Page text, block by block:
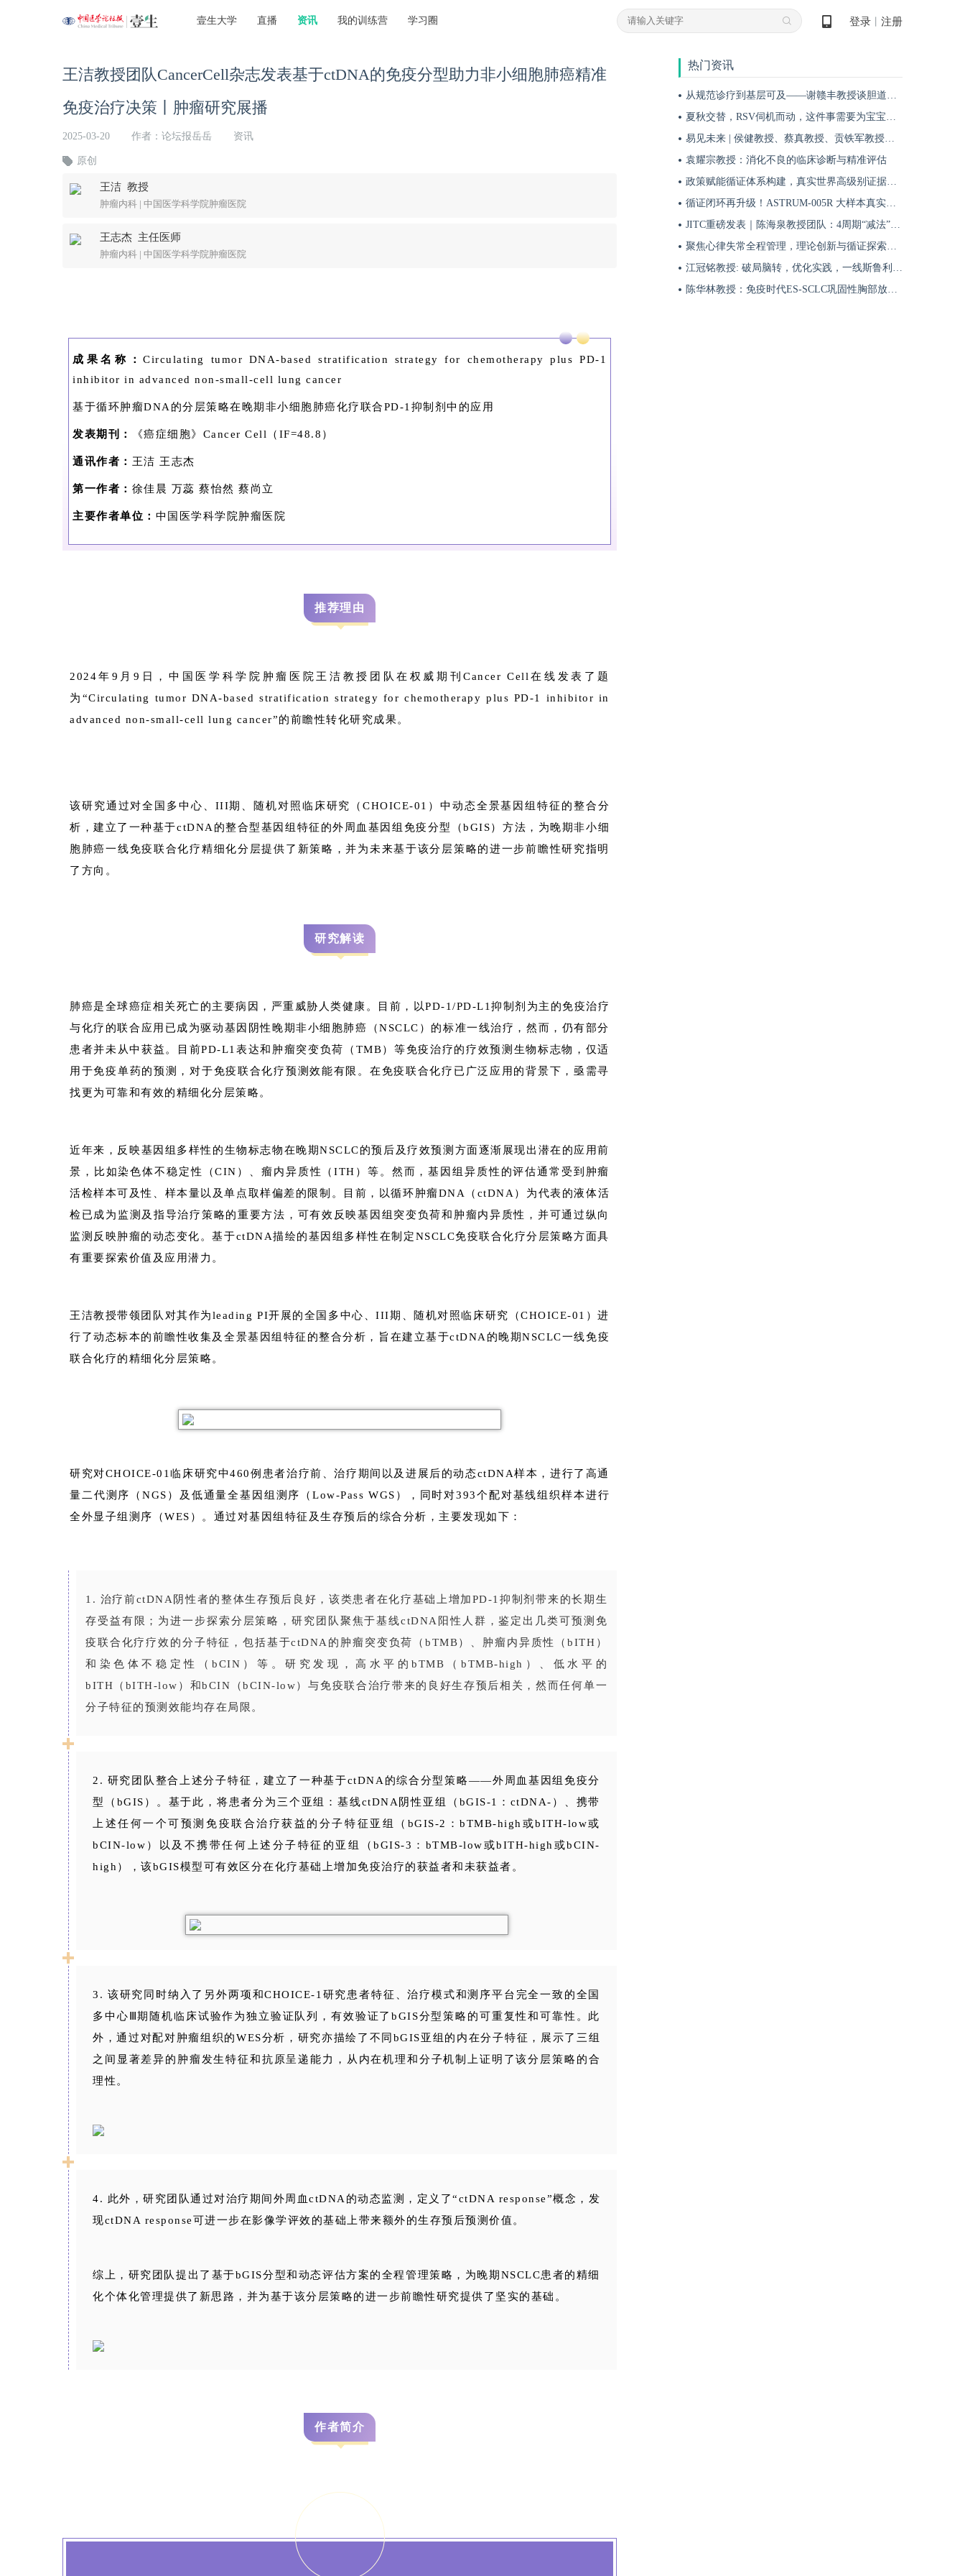
壹生大学 直播 资讯 我的训练营 学习圈 登录 注册
​王洁教授团队CancerCell杂志发表基于ctDNA的免疫分型助力非小细胞肺癌精准
免疫治疗决策丨肿瘤研究展播
2025-03-20 作者：论坛报岳岳 资讯
原创
王洁 教授
肿瘤内科 | 中国医学科学院肿瘤医院
王志杰 主任医师
肿瘤内科 | 中国医学科学院肿瘤医院
成果名称：Circulating tumor DNA-based stratification strategy for chemotherapy plus PD-1
inhibitor in advanced non-small-cell lung cancer
基于循环肿瘤DNA的分层策略在晚期非小细胞肺癌化疗联合PD-1抑制剂中的应用
发表期刊： 《癌症细胞》Cancer Cell（IF=48.8）
通讯作者： 王洁 王志杰
第一作者： 徐佳晨 万蕊 蔡怡然 蔡尚立
主要作者单位： 中国医学科学院肿瘤医院
推荐理由
2024年9月9日，中国医学科学院肿瘤医院王洁教授团队在权威期刊Cancer Cell在线发表了题
为“Circulating tumor DNA-based stratification strategy for chemotherapy plus PD-1 inhibitor in
advanced non-small-cell lung cancer”的前瞻性转化研究成果。
该研究通过对全国多中心、III期、随机对照临床研究（CHOICE-01）中动态全景基因组特征的整合分
析，建立了一种基于ctDNA的整合型基因组特征的外周血基因组免疫分型（bGIS）方法，为晚期非小细
胞肺癌一线免疫联合化疗精细化分层提供了新策略，并为未来基于该分层策略的进一步前瞻性研究指明
了方向。
研究解读
肺癌是全球癌症相关死亡的主要病因，严重威胁人类健康。目前，以PD-1/PD-L1抑制剂为主的免疫治疗
与化疗的联合应用已成为驱动基因阴性晚期非小细胞肺癌（NSCLC）的标准一线治疗，然而，仍有部分
患者并未从中获益。目前PD-L1表达和肿瘤突变负荷（TMB）等免疫治疗的疗效预测生物标志物，仅适
用于免疫单药的预测，对于免疫联合化疗预测效能有限。在免疫联合化疗已广泛应用的背景下，亟需寻
找更为可靠和有效的精细化分层策略。
近年来，反映基因组多样性的生物标志物在晚期NSCLC的预后及疗效预测方面逐渐展现出潜在的应用前
景，比如染色体不稳定性（CIN）、瘤内异质性（ITH）等。然而，基因组异质性的评估通常受到肿瘤
活检样本可及性、样本量以及单点取样偏差的限制。目前，以循环肿瘤DNA（ctDNA）为代表的液体活
检已成为监测及指导治疗策略的重要方法，可有效反映基因组突变负荷和肿瘤内异质性，并可通过纵向
监测反映肿瘤的动态变化。基于ctDNA描绘的基因组多样性在制定NSCLC免疫联合化疗分层策略方面具
有重要探索价值及应用潜力。
王洁教授带领团队对其作为leading PI开展的全国多中心、III期、随机对照临床研究（CHOICE-01）进
行了动态标本的前瞻性收集及全景基因组特征的整合分析，旨在建立基于ctDNA的晚期NSCLC一线免疫
联合化疗的精细化分层策略。
研究对CHOICE-01临床研究中460例患者治疗前、治疗期间以及进展后的动态ctDNA样本，进行了高通
量二代测序（NGS）及低通量全基因组测序（Low-Pass WGS），同时对393个配对基线组织样本进行
全外显子组测序（WES）。通过对基因组特征及生存预后的综合分析，主要发现如下：
1. 治疗前ctDNA阴性者的整体生存预后良好，该类患者在化疗基础上增加PD-1抑制剂带来的长期生
存受益有限；为进一步探索分层策略，研究团队聚焦于基线ctDNA阳性人群，鉴定出几类可预测免
疫联合化疗疗效的分子特征，包括基于ctDNA的肿瘤突变负荷（bTMB）、肿瘤内异质性（bITH）
和染色体不稳定性（bCIN）等。研究发现，高水平的bTMB（bTMB-high）、低水平的
bITH（bITH-low）和bCIN（bCIN-low）与免疫联合治疗带来的良好生存预后相关，然而任何单一
分子特征的预测效能均存在局限。
2. 研究团队整合上述分子特征，建立了一种基于ctDNA的综合分型策略——外周血基因组免疫分
型（bGIS）。基于此，将患者分为三个亚组：基线ctDNA阴性亚组（bGIS-1：ctDNA-）、携带
上述任何一个可预测免疫联合治疗获益的分子特征亚组（bGIS-2：bTMB-high或bITH-low或
bCIN-low）以及不携带任何上述分子特征的亚组（bGIS-3：bTMB-low或bITH-high或bCIN-
high），该bGIS模型可有效区分在化疗基础上增加免疫治疗的获益者和未获益者。
3. 该研究同时纳入了另外两项和CHOICE-1研究患者特征、治疗模式和测序平台完全一致的全国
多中心Ⅲ期随机临床试验作为独立验证队列，有效验证了bGIS分型策略的可重复性和可靠性。此
外，通过对配对肿瘤组织的WES分析，研究亦描绘了不同bGIS亚组的内在分子特征，展示了三组
之间显著差异的肿瘤发生特征和抗原呈递能力，从内在机理和分子机制上证明了该分层策略的合
理性。
4. 此外，研究团队通过对治疗期间外周血ctDNA的动态监测，定义了“ctDNA response”概念，发
现ctDNA response可进一步在影像学评效的基础上带来额外的生存预后预测价值。
综上，研究团队提出了基于bGIS分型和动态评估方案的全程管理策略，为晚期NSCLC患者的精细
化个体化管理提供了新思路，并为基于该分层策略的进一步前瞻性研究提供了坚实的基础。
作者简介
热门资讯
从规范诊疗到基层可及——谢赣丰教授谈胆道肿瘤防治的本土化实践之路
夏秋交替，RSV伺机而动，这件事需要为宝宝提前做！
易见未来 | 侯健教授、蔡真教授、贡铁军教授：埃纳妥单抗引领RRMM迈向长生存新时代
袁耀宗教授：消化不良的临床诊断与精准评估
政策赋能循证体系构建，真实世界高级别证据夯实斯鲁利单抗一线治疗广泛期小细胞肺癌临床地位
循证闭环再升级！ASTRUM-005R 大样本真实世界研究，解锁斯鲁利单抗 ES-SCLC 全程管理新方案
JITC重磅发表｜陈海泉教授团队：4周期“减法”方案成功探索可切除肺鳞癌围术期治疗新路径
聚焦心律失常全程管理，理论创新与循证探索共筑诊疗新格局
江冠铭教授: 破局脑转，优化实践，一线斯鲁利单抗联合化疗为小细胞肺癌脑转移患者带来颅内与全身双重获益
陈华林教授：免疫时代ES-SCLC巩固性胸部放疗再添真实世界循证依据——cTRT可独立改善患者生存获益